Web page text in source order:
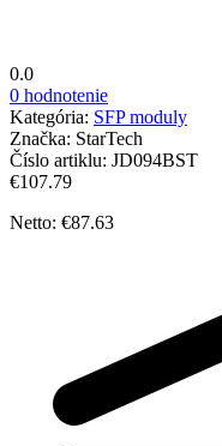
0.0
0 hodnotenie
Kategória: SFP moduly
Značka: StarTech
Číslo artiklu: JD094BST
€107.79
Netto: €87.63